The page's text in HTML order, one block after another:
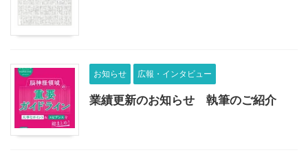
お知らせ 広報・インタビュー
業績更新のお知らせ 執筆のご紹介